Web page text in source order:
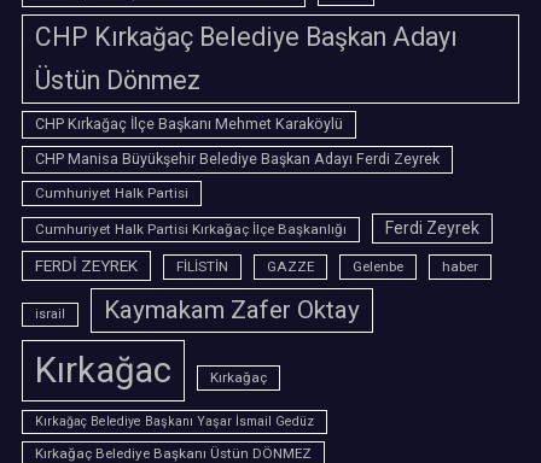
CHP Kırkağaç Belediye Başkan Adayı
Üstün Dönmez
CHP Kırkağaç İlçe Başkanı Mehmet Karaköylü
CHP Manisa Büyükşehir Belediye Başkan Adayı Ferdi Zeyrek
Cumhuriyet Halk Partisi
Cumhuriyet Halk Partisi Kırkağaç İlçe Başkanlığı
Ferdi Zeyrek
FERDİ ZEYREK
FİLİSTİN GAZZE Gelenbe haber
israil Kaymakam Zafer Oktay
Kırkağac Kırkağaç
Kırkağaç Belediye Başkanı Yaşar İsmail Gedüz
Kırkağaç Belediye Başkanı Üstün DÖNMEZ